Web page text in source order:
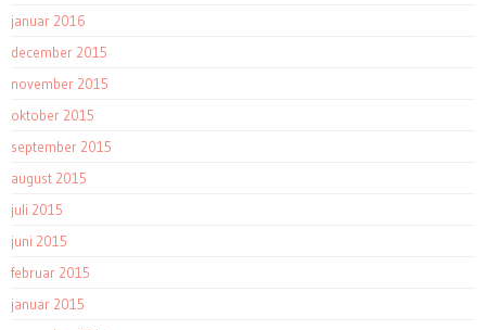
januar 2016
december 2015
november 2015
oktober 2015
september 2015
august 2015
juli 2015
juni 2015
februar 2015
januar 2015